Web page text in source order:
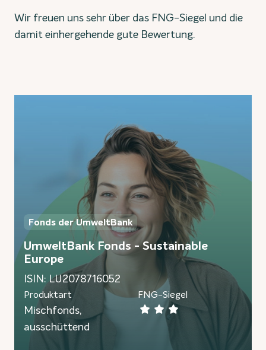
Wir freuen uns sehr über das FNG-Siegel und die
damit einhergehende gute Bewertung.
Fonds der UmweltBank
UmweltBank Fonds - Sustainable
Europe
ISIN: LU2078716052
Produktart
Mischfonds,
ausschüttend
FNG-Siegel